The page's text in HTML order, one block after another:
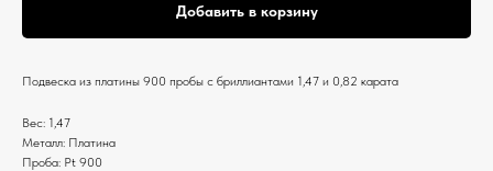
Добавить в корзину
Подвеска из платины 900 пробы с бриллиантами 1,47 и 0,82 карата
Вес: 1,47
Металл: Платина
Проба: Pt 900